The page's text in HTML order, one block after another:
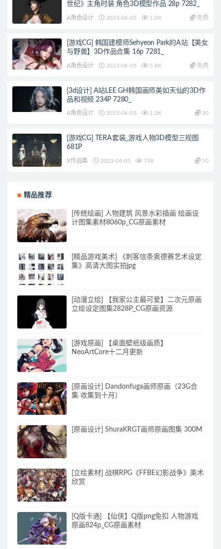
世纪》主角时装 角色3D模型作品 28p 7282_
A角色设计 2023-04-05 1.8K 免费
[游戏CG] 韩国建模师Sehyeon Park的A站【美女
与野兽】3D作品合集 16p 7281_
A角色设计 2023-04-05 5.8K 免费
[3d设计] A站LEE GH韩国画师美如天仙的3D作
品和视频 234P 7280_
A角色设计 2023-04-05 1.2K 30
[游戏CG] TERA套装_游戏人物3D模型三视图
681P
X作品集 2023-04-05 748 50
精品推荐
[传统绘画] 人物建筑 风景水彩插画 绘画设
计图集素材8060p_CG原画素材
[精品游戏美术] 《刺客信条奥德赛艺术设定
集》高清大图实拍jpg
[动漫立绘] 【我家公主最可爱】二次元原画
立绘设定图集2828P_CG原画资源
[游戏原画] 【桌面壁纸级画质】
NeoArtCore十二月更新
[原画设计] Dandonfuga画师原画（23G合
集 收集到十月）
[原画设计] ShuraKRGT画师原画图集 300M
[立绘素材] 战棋RPG《FFBE幻影战争》美术
欣赏
[Q版卡通] 【仙侠】Q版png免扣 人物游戏
原画824p_CG原画素材